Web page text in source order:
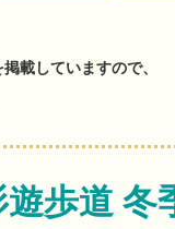
載していますので、
歩道 冬